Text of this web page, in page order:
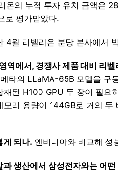
온의 누적 투자 유치 금액은
로 평가받았다.
4월 리벨리온 분당 본사에서
역에서, 경쟁사 제품 대비 리
타의 LLaMA-65B 모델을 구
재된 H100 GPU 두 장이 필요
모리 용량이 144GB로 거의
게 되나. 엔비디아와 비교해 성
과 생산에서 삼성전자와는 어떤